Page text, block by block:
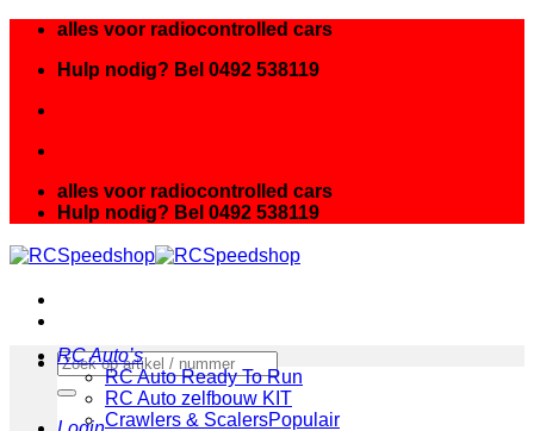
inhoud
alles voor radiocontrolled cars
Hulp nodig? Bel 0492 538119
alles voor radiocontrolled cars
Hulp nodig? Bel 0492 538119
Zoeken
naar:
RC Auto’s
RC Auto Ready To Run
RC Auto zelfbouw KIT
Crawlers & Scalers